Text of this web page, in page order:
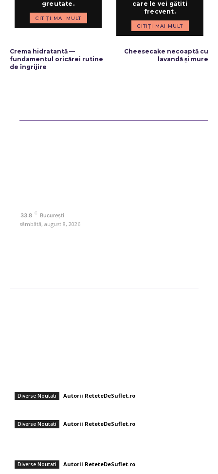
greutate.
CITIȚI MAI MULT
care le vei gătiti
frecvent.
CITIȚI MAI MULT
Crema hidratantă —
fundamentul oricărei rutine
de îngrijire
Cheesecake necoaptă cu
lavandă și mure
33.8 C București
sâmbătă, august 8, 2026
Diverse Noutati
Autorii ReteteDeSuflet.ro
Diverse Noutati
Autorii ReteteDeSuflet.ro
Diverse Noutati
Autorii ReteteDeSuflet.ro